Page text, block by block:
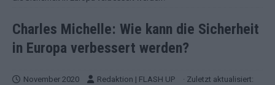
Charles Michelle: Wie kann die Sicherheit
in Europa verbessert werden?
November 2020 Redaktion | FLASH UP
· Zuletzt aktualisiert: